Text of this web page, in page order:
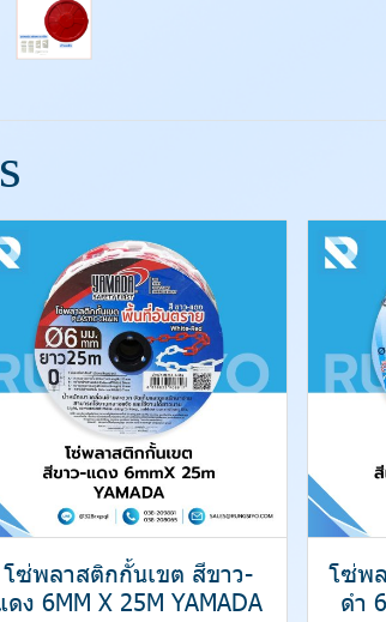
โซ่พลาสติกกั้นเขต สีขาว-
ดง 6MM X 25M YAMADA
โซ่พ
ดำ